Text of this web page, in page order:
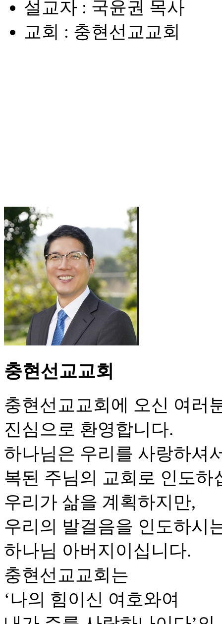
설교자 : 국윤권 목사
교회 : 충현선교교회
충현선교교회
충현선교교회에 오신 여러
진심으로 환영합니다.
하나님은 우리를 사랑하셔
복된 주님의 교회로 인도하
우리가 삶을 계획하지만,
우리의 발걸음을 인도하시
하나님 아버지이십니다.
충현선교교회는
‘나의 힘이신 여호와여